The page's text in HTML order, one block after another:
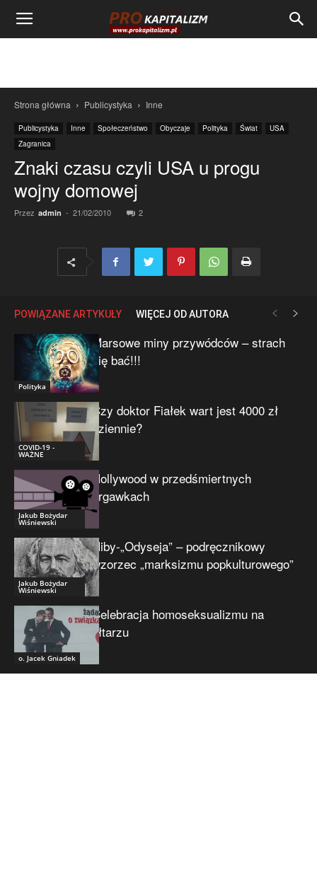
Strona główna Publicystyka Inne
Publicystyka Inne Społeczeństwo Obyczaje Polityka Świat
USA
Zagranica
Znaki czasu czyli USA u progu
wojny domowej
Przez admin - 21/02/2010 2
POWIĄZANE ARTYKUŁY WIĘCEJ OD AUTORA
Polityka
Marsowe miny przywódców – strach
się bać!!!
COVID-19 -
WAŻNE
Czy doktor Fiałek wart jest 4000 zł
dziennie?
Jakub Bożydar
Wiśniewski
Hollywood w przedśmiertnych
drgawkach
Jakub Bożydar
Wiśniewski
Niby-„Odyseja” – podręcznikowy
wzorzec „marksizmu popkulturowego”
o. Jacek Gniadek
Celebracja homoseksualizmu na
ołtarzu